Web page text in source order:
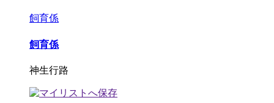
飼育係
飼育係
神生行路